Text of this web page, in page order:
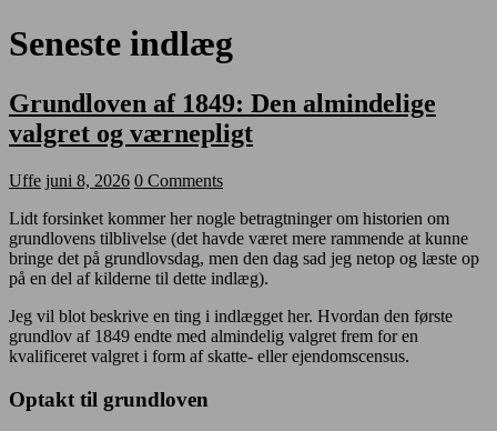
Seneste indlæg
Grundloven af 1849: Den almindelige
valgret og værnepligt
Uffe juni 8, 2026 0 Comments
Lidt forsinket kommer her nogle betragtninger om historien om
grundlovens tilblivelse (det havde været mere rammende at kunne
bringe det på grundlovsdag, men den dag sad jeg netop og læste op
på en del af kilderne til dette indlæg).
Jeg vil blot beskrive en ting i indlægget her. Hvordan den første
grundlov af 1849 endte med almindelig valgret frem for en
kvalificeret valgret i form af skatte- eller ejendomscensus.
Optakt til grundloven